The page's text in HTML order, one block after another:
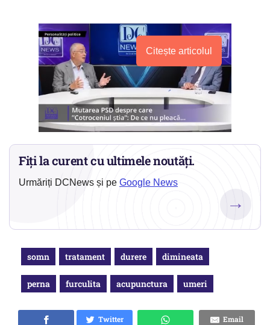
Citește articolul
Fiți la curent cu ultimele noutăți.
Urmăriți DCNews și pe Google News
→
somn tratament durere dimineata
perna furculita acupunctura umeri
Twitter
Email